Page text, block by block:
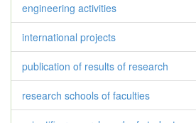
engineering activities
international projects
publication of results of research
research schools of faculties